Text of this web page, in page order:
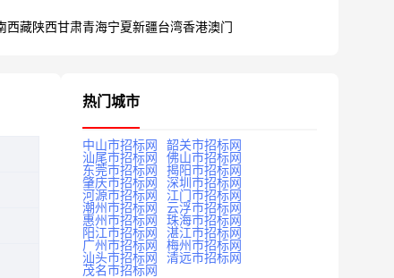
西藏陕西甘肃青海宁夏新疆台湾香港澳门
热门城市
中山市招标网
韶关市招标网
汕尾市招标网
佛山市招标网
东莞市招标网
揭阳市招标网
肇庆市招标网
深圳市招标网
河源市招标网
江门市招标网
潮州市招标网
云浮市招标网
惠州市招标网
珠海市招标网
阳江市招标网
湛江市招标网
广州市招标网
梅州市招标网
汕头市招标网
清远市招标网
茂名市招标网